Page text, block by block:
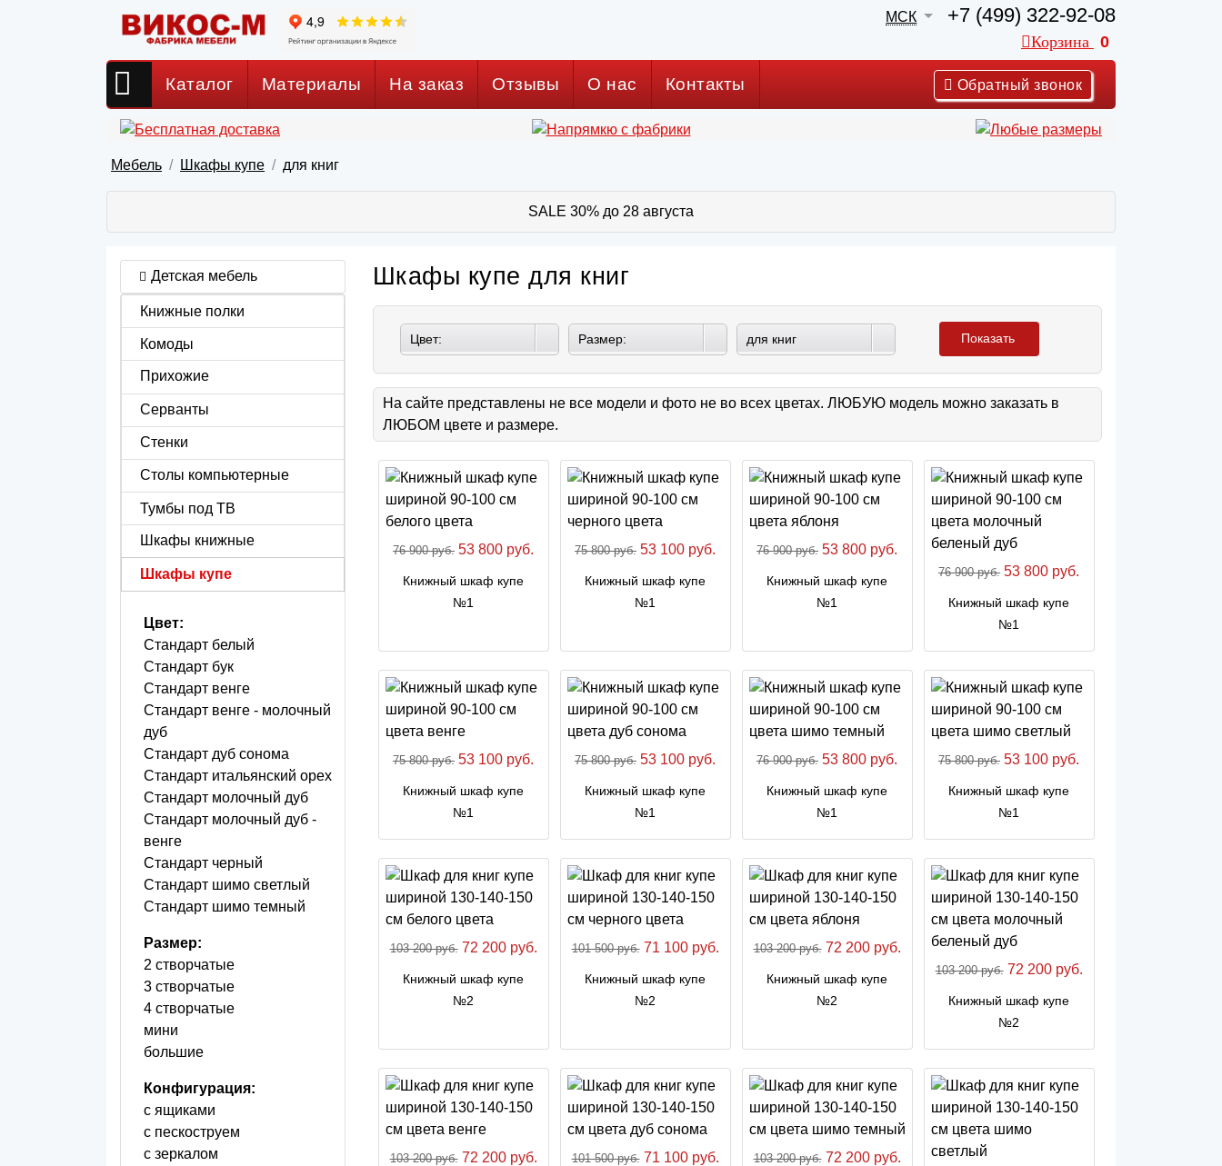
МСК +7 (499) 322-92-08
Корзина 0
Каталог Материалы На заказ Отзывы О нас Контакты Обратный звонок
Мебель Шкафы купе для книг
SALE 30% до 28 августа
Детская мебель
Книжные полки
Комоды
Прихожие
Серванты
Стенки
Столы компьютерные
Тумбы под ТВ
Шкафы книжные
Шкафы купе
Цвет:
Стандарт белый
Стандарт бук
Стандарт венге
Стандарт венге - молочный
дуб
Стандарт дуб сонома
Стандарт итальянский орех
Стандарт молочный дуб
Стандарт молочный дуб -
венге
Стандарт черный
Стандарт шимо светлый
Стандарт шимо темный
Размер:
2 створчатые
3 створчатые
4 створчатые
мини
большие
Конфигурация:
с ящиками
с пескоструем
с зеркалом
Шкафы купе для книг
Цвет: Размер: для книг Показать
На сайте представлены не все модели и фото не во всех цветах. ЛЮБУЮ модель можно заказать в
ЛЮБОМ цвете и размере.
76 900 руб. 53 800 руб.
Книжный шкаф купе
№1
75 800 руб. 53 100 руб.
Книжный шкаф купе
№1
76 900 руб. 53 800 руб.
Книжный шкаф купе
№1
76 900 руб. 53 800 руб.
Книжный шкаф купе
№1
75 800 руб. 53 100 руб.
Книжный шкаф купе
№1
75 800 руб. 53 100 руб.
Книжный шкаф купе
№1
76 900 руб. 53 800 руб.
Книжный шкаф купе
№1
75 800 руб. 53 100 руб.
Книжный шкаф купе
№1
103 200 руб.72 200 руб.
Книжный шкаф купе
№2
101 500 руб.71 100 руб.
Книжный шкаф купе
№2
103 200 руб.72 200 руб.
Книжный шкаф купе
№2
103 200 руб.72 200 руб.
Книжный шкаф купе
№2
103 200 руб.72 200 руб. 101 500 руб.71 100 руб. 103 200 руб.72 200 руб.